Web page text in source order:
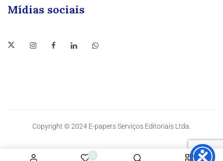
0
Mídias sociais
Copyright © 2024 E-papers Serviços Editoriais Ltda.